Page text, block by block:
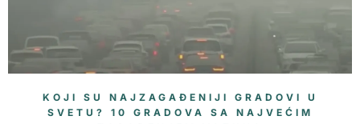
KOJI SU NAJZAGAĐENIJI GRADOVI U
SVETU? 10 GRADOVA SA NAJVEĆIM